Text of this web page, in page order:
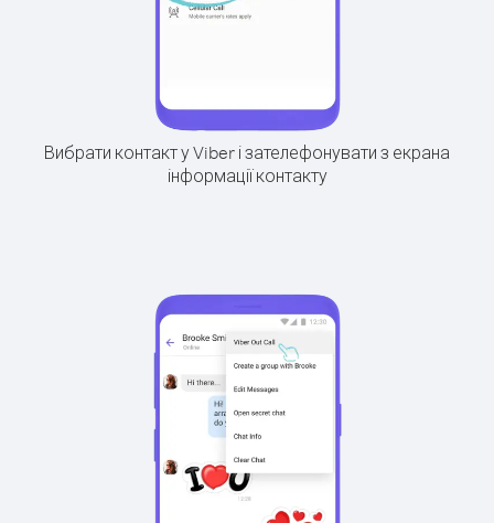
Вибрати контакт у Viber і зателефонувати з екрана
інформації контакту